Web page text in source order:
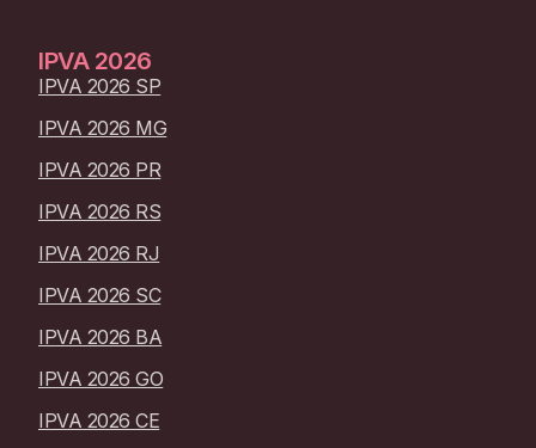
IPVA 2026
IPVA 2026 SP
IPVA 2026 MG
IPVA 2026 PR
IPVA 2026 RS
IPVA 2026 RJ
IPVA 2026 SC
IPVA 2026 BA
IPVA 2026 GO
IPVA 2026 CE